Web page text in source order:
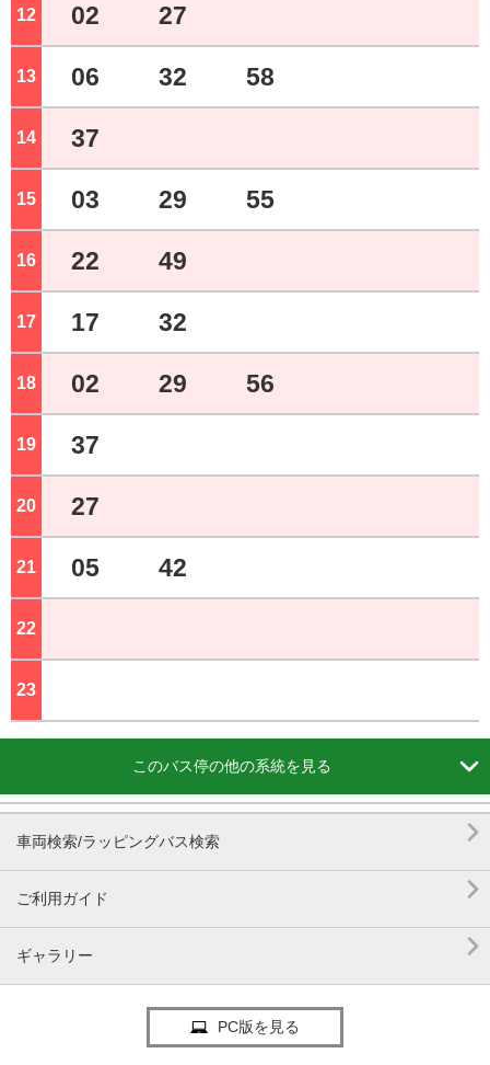
12 02 27
13 06 32 58
14 37
15 03 29 55
16 22 49
17 17 32
18 02 29 56
19 37
20 27
21 05 42
22
23
このバス停の他の系統を見る 
車両検索/ラッピングバス検索 
ご利用ガイド 
ギャラリー 
PC版を見る